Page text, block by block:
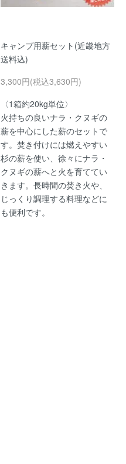
キャンプ用薪セット(近畿地方
送料込)
3,300円(税込3,630円)
〈1箱約20kg単位〉
火持ちの良いナラ・クヌギの
薪を中心にした薪のセットで
す。焚き付けには燃えやすい
杉の薪を使い、徐々にナラ・
クヌギの薪へと火を育ててい
きます。長時間の焚き火や、
じっくり調理する料理などに
も便利です。